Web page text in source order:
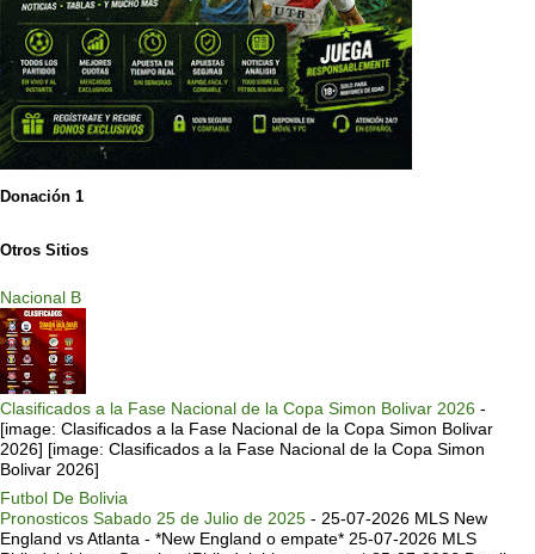
Donación 1
Otros Sitios
Nacional B
Clasificados a la Fase Nacional de la Copa Simon Bolivar 2026 -
[image: Clasificados a la Fase Nacional de la Copa Simon Bolivar
2026] [image: Clasificados a la Fase Nacional de la Copa Simon
Bolivar 2026]
Futbol De Bolivia
Pronosticos Sabado 25 de Julio de 2025 - 25-07-2026 MLS New
England vs Atlanta - *New England o empate* 25-07-2026 MLS